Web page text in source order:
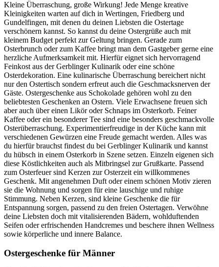
Kleine Überraschung, große Wirkung! Jede Menge kreative
Kleinigkeiten warten auf dich in Wertingen, Friedberg und
Gundelfingen, mit denen du deinen Liebsten die Ostertage
verschönern kannst. So kannst du deine Ostergrüße auch mit
kleinem Budget perfekt zur Geltung bringen. Gerade zum
Osterbrunch oder zum Kaffee bringt man dem Gastgeber gerne eine
herzliche Aufmerksamkeit mit. Hierfür eignet sich hervorragend
Feinkost aus der Gerblinger Kulinarik oder eine schöne
Osterdekoration. Eine kulinarische Überraschung bereichert nicht
nur den Ostertisch sondern erfreut auch die Geschmacksnerven der
Gäste. Ostergeschenke aus Schokolade gehören wohl zu den
beliebtesten Geschenken an Ostern. Viele Erwachsene freuen sich
aber auch über einen Likör oder Schnaps im Osterkorb. Feiner
Kaffee oder ein besonderer Tee sind eine besonders geschmackvolle
Osterüberraschung. Experimentierfreudige in der Küche kann mit
verschiedenen Gewürzen eine Freude gemacht werden. Alles was
du hierfür brauchst findest du bei Gerblinger Kulinarik und kannst
du hübsch in einem Osterkorb in Szene setzen. Einzeln eigenen sich
diese Köstlichkeiten auch als Mitbringsel zur Grußkarte. Passend
zum Osterfeuer sind Kerzen zur Osterzeit ein willkommenes
Geschenk. Mit angenehmen Duft oder einem schönen Motiv zieren
sie die Wohnung und sorgen für eine lauschige und ruhige
Stimmung. Neben Kerzen, sind kleine Geschenke die für
Entspannung sorgen, passend zu den freien Ostertagen. Verwöhne
deine Liebsten doch mit vitalisierenden Bädern, wohlduftenden
Seifen oder erfrischenden Handcremes und beschere ihnen Wellness
sowie körperliche und innere Balance.
Ostergeschenke für Männer